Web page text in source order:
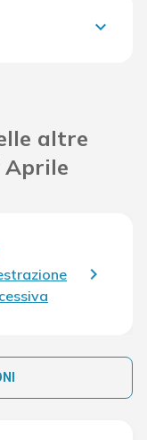
keyboard_arrow_down
altre
Aprile